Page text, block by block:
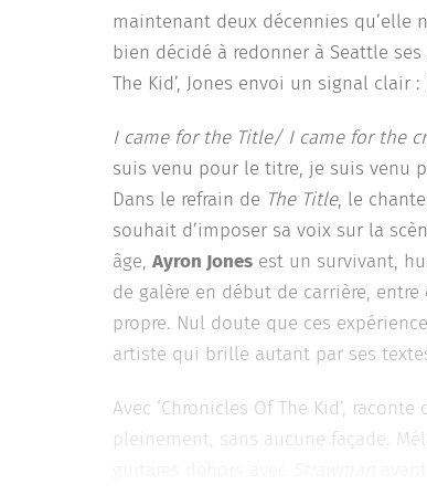
maintenant deux décennies qu’elle
bien décidé à redonner à Seattle
The Kid’, Jones envoi un signal
I came for the Title/ I came for the
suis venu pour le titre, je suis venu
Dans le refrain de The Title, le
souhait d’imposer sa voix sur la
âge, Ayron Jones est un survivant,
de galère en début de carrière,
propre. Nul doute que ces
artiste qui brille autant par ses
Avec ‘Chronicles Of The Kid’,
pleinement, sans aucune façade.